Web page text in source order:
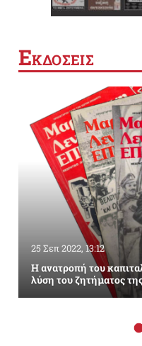
ΕΚΔΟΣΕΙΣ
25 Σεπ 2022, 13:12
Η ανατροπή του
λύση του ζητήματος